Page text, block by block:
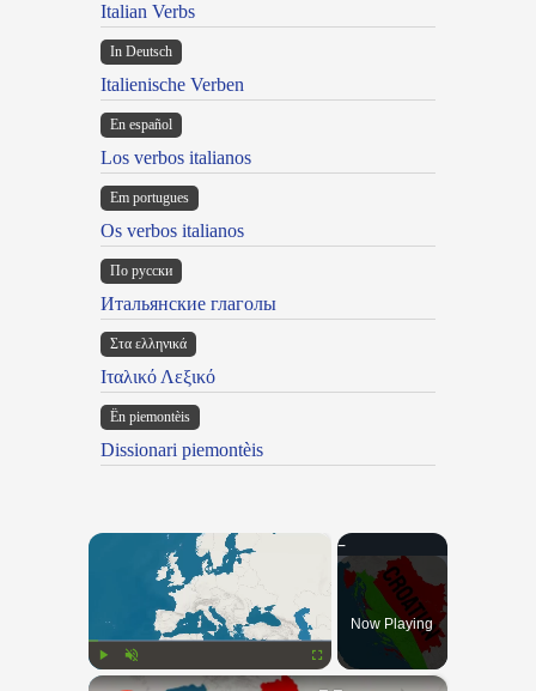
Italian Verbs
In Deutsch
Italienische Verben
En español
Los verbos italianos
Em portugues
Os verbos italianos
По русски
Итальянские глаголы
Στα ελληνικά
Ιταλικό Λεξικό
Ën piemontèis
Dissionari piemontèis
Play Unmute Fullscreen
Now Playing
×